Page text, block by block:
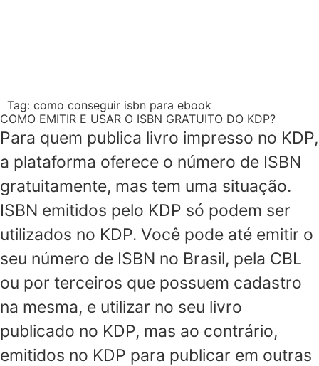
Tag: como conseguir isbn para ebook
COMO EMITIR E USAR O ISBN GRATUITO DO KDP?
Para quem publica livro impresso no KDP,
a plataforma oferece o número de ISBN
gratuitamente, mas tem uma situação.
ISBN emitidos pelo KDP só podem ser
utilizados no KDP. Você pode até emitir o
seu número de ISBN no Brasil, pela CBL
ou por terceiros que possuem cadastro
na mesma, e utilizar no seu livro
publicado no KDP, mas ao contrário,
emitidos no KDP para publicar em outras